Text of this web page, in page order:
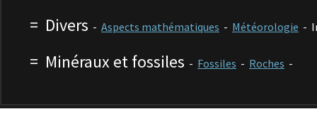
= Divers - Aspects mathématiques - Météorologie -
= Minéraux et fossiles - Fossiles - Roches -